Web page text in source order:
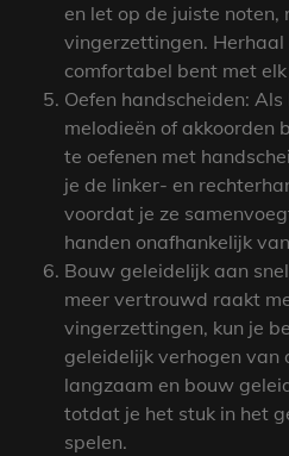
en let op de juiste noten,
vingerzettingen.
comfortabel bent met
Oefen handscheiden:
melodieën of akkoorden
te oefenen met
je de linker- en
voordat je ze
handen onafhankelijk
Bouw geleidelijk aan
meer vertrouwd raakt
vingerzettingen, kun je
geleidelijk verhogen van
langzaam en bouw
totdat je het stuk in het
spelen.